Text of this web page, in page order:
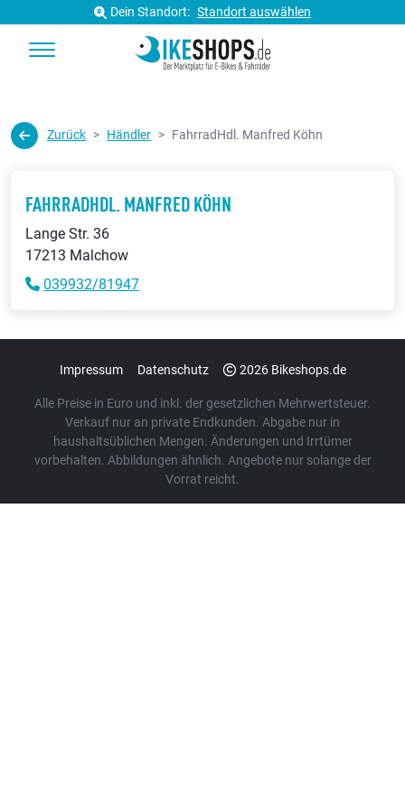
Dein Standort: Standort auswählen
Zurück Händler FahrradHdl. Manfred Köhn
FAHRRADHDL. MANFRED KÖHN
Lange Str. 36
17213 Malchow
039932/81947
Impressum Datenschutz 2026 Bikeshops.de
Alle Preise in Euro und inkl. der gesetzlichen Mehrwertsteuer.
Verkauf nur an private Endkunden. Abgabe nur in
haushaltsüblichen Mengen. Änderungen und Irrtümer
vorbehalten. Abbildungen ähnlich. Angebote nur solange der
Vorrat reicht.